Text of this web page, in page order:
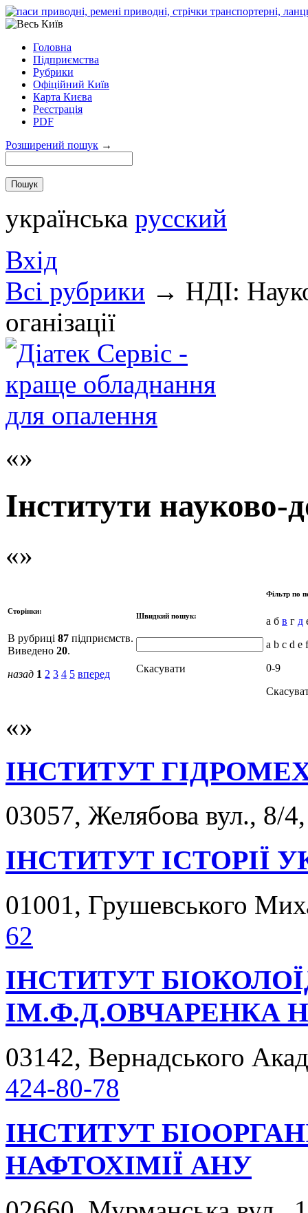
Головна
Підприємства
Рубрики
Офіційний Київ
Карта Києва
Реєстрація
PDF
Розширений пошук →
українська русский
Вхід
Всi рубрики → НДІ:
оганізації
Інститути науково-
Сторінки:
В рубриці 87 підприємств.
Виведено 20.
назад 1 2 3 4 5 вперед
Швидкий пошук:
Скасувати
Фільтр по
а б в г д
a b c d e
0-9
ІНСТИТУТ
03057, Желябова вул., 8/
ІНСТИТУТ ІСТОРІЇ
01001, Грушевського
62
ІНСТИТУТ
ІМ.Ф.Д.ОВЧАРЕНКА
03142, Вернадського
424-80-78
ІНСТИТУТ
НАФТОХІМІЇ АНУ